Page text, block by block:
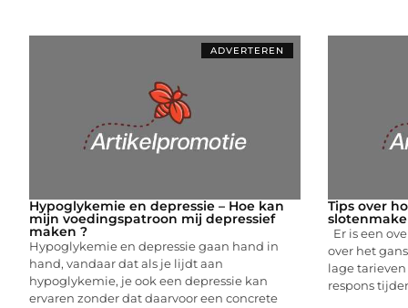
ADVERTEREN
Hypoglykemie en depressie – Hoe kan
mijn voedingspatroon mij depressief
maken ?
Hypoglykemie en depressie gaan hand in
hand, vandaar dat als je lijdt aan
hypoglykemie, je ook een depressie kan
ervaren zonder dat daarvoor een concrete
Tips over
Er is een
over het
lage
respons